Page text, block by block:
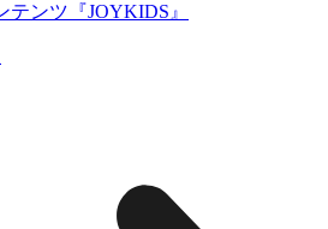
テンツ『JOYKIDS』